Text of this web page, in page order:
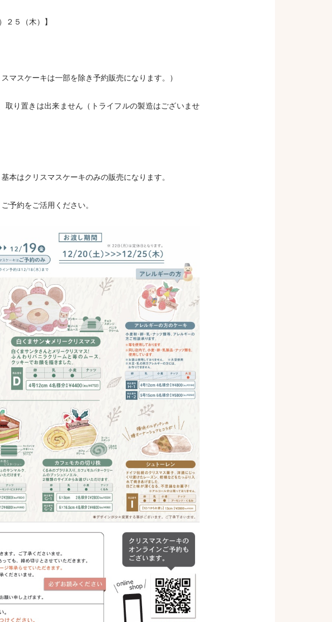
２５（木）】
マスケーキは一部を除き予約販売になります。）
取り置きは出来ません（トライフルの製造はございませ
本はクリスマスケーキのみの販売になります。
予約をご活用ください。